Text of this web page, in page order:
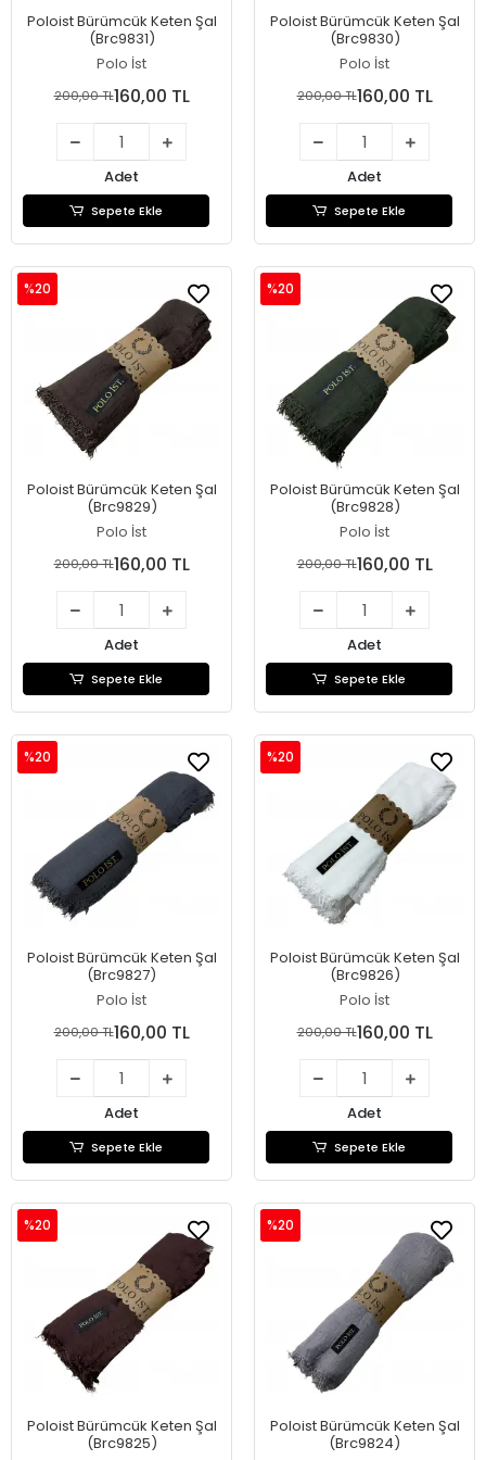
Poloist Bürümcük Keten Şal
(Brc9831)
Polo İst
200,00 TL160,00 TL
Adet
Sepete Ekle
Poloist Bürümcük Keten Şal
(Brc9830)
Polo İst
200,00 TL160,00 TL
Adet
Sepete Ekle
Poloist Bürümcük Keten Şal
(Brc9829)
Polo İst
%20
200,00 TL160,00 TL
Adet
Sepete Ekle
Poloist Bürümcük Keten Şal
(Brc9828)
Polo İst
%20
200,00 TL160,00 TL
Adet
Sepete Ekle
Poloist Bürümcük Keten Şal
(Brc9827)
Polo İst
%20
200,00 TL160,00 TL
Adet
Sepete Ekle
Poloist Bürümcük Keten Şal
(Brc9826)
Polo İst
%20
200,00 TL160,00 TL
Adet
Sepete Ekle
Poloist Bürümcük Keten Şal
(Brc9825)
%20
Poloist Bürümcük Keten Şal
(Brc9824)
%20